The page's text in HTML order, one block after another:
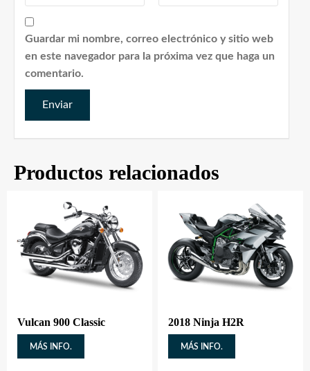
Guardar mi nombre, correo electrónico y sitio web
en este navegador para la próxima vez que haga un
comentario.
Productos relacionados
Vulcan 900 Classic
MÁS INFO.
2018 Ninja H2R
MÁS INFO.